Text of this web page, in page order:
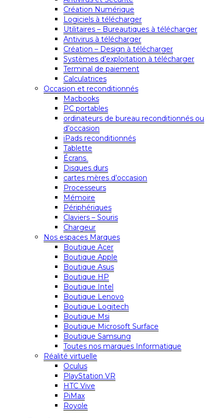
Création Numérique
Logiciels à télécharger
Utilitaires – Bureautiques à télécharger
Antivirus à télécharger
Création – Design à télécharger
Systèmes d’exploitation à télécharger
Terminal de paiement
Calculatrices
Occasion et reconditionnés
Macbooks
PC portables
ordinateurs de bureau reconditionnés ou
d’occasion
iPads reconditionnés
Tablette
Écrans
Disques durs
cartes mères d’occasion
Processeurs
Mémoire
Périphériques
Claviers – Souris
Chargeur
Nos espaces Marques
Boutique Acer
Boutique Apple
Boutique Asus
Boutique HP
Boutique Intel
Boutique Lenovo
Boutique Logitech
Boutique Msi
Boutique Microsoft Surface
Boutique Samsung
Toutes nos marques Informatique
Réalité virtuelle
Oculus
PlayStation VR
HTC Vive
PiMax
Royole